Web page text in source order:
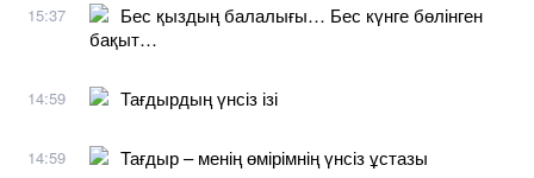
15:37
Бес қыздың балалығы… Бес күнге бөлінген
бақыт…
14:59 Тағдырдың үнсіз ізі
14:59 Тағдыр – менің өмірімнің үнсіз ұстазы